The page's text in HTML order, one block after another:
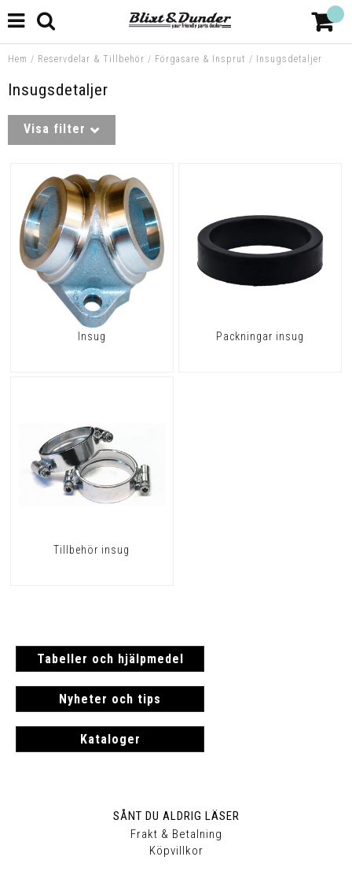
Hem / Reservdelar & Tillbehör / Förgasare & Insprut / Insugsdetaljer
Insugsdetaljer
Visa filter
Insug Packningar insug
Tillbehör insug
Tabeller och hjälpmedel
Nyheter och tips
Kataloger
SÅNT DU ALDRIG LÄSER
Frakt & Betalning
Köpvillkor